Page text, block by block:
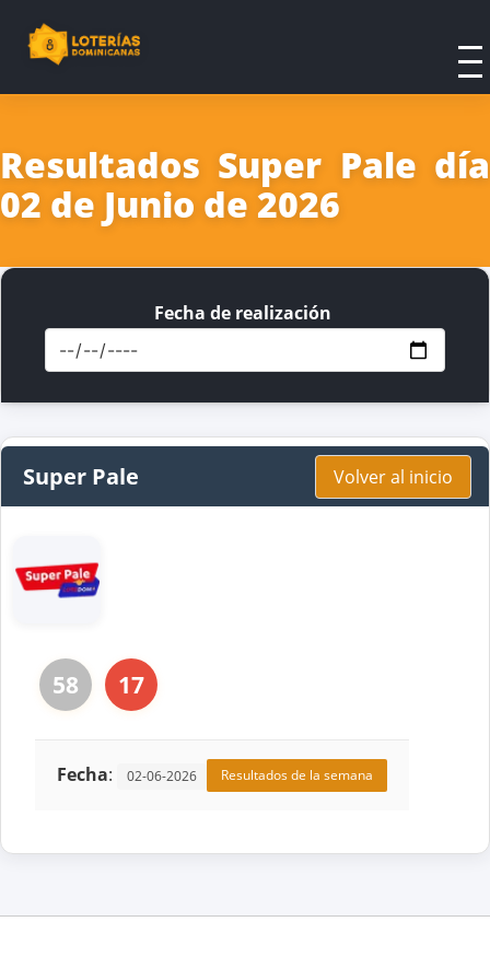
Resultados Super Pale día
02 de Junio de 2026
Fecha de realización
Super Pale Volver al inicio
58 17
Fecha: 02-06-2026 Resultados de la semana